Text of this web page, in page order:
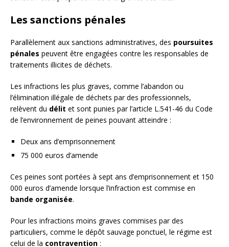
Les sanctions pénales
Parallèlement aux sanctions administratives, des poursuites
pénales peuvent être engagées contre les responsables de
traitements illicites de déchets.
Les infractions les plus graves, comme l’abandon ou
l’élimination illégale de déchets par des professionnels,
relèvent du délit et sont punies par l’article L.541-46 du Code
de l’environnement de peines pouvant atteindre :
Deux ans d’emprisonnement
75 000 euros d’amende
Ces peines sont portées à sept ans d’emprisonnement et 150
000 euros d’amende lorsque l’infraction est commise en
bande organisée.
Pour les infractions moins graves commises par des
particuliers, comme le dépôt sauvage ponctuel, le régime est
celui de la contravention :